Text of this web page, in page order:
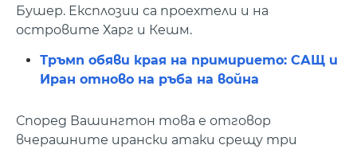
Бушер. Експлозии са проехтели и на
островите Харг и Кешм.
Тръмп обяви края на примирието: САЩ и
Иран отново на ръба на война
Според Вашингтон това е отговор
вчерашните ирански атаки срещу три